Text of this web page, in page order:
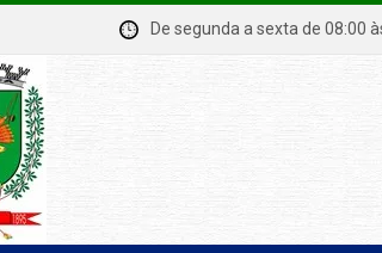
De segunda a sexta de